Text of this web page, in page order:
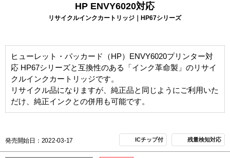
HP ENVY6020対応
リサイクルインクカートリッジ｜HP67シリーズ
ヒューレット・パッカード（HP）ENVY6020プリンター対
応 HP67シリーズと互換性のある「インク革命製」のリサイ
クルインクカートリッジです。
リサイクル品になりますが、純正品と同じようにご利用いた
だけ、純正インクとの併用も可能です。
発売開始日：2022-03-17 ICチップ付 残量検知対応